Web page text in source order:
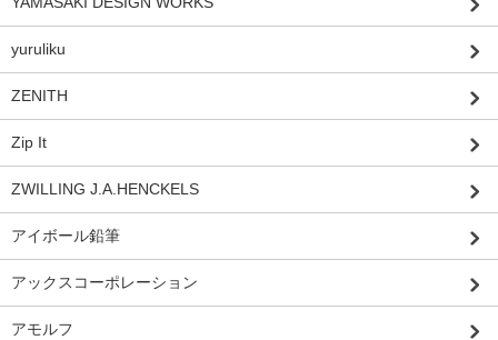
yuruliku
ZENITH
Zip It
ZWILLING J.A.HENCKELS
アイボール鉛筆
アックスコーポレーション
アモルフ